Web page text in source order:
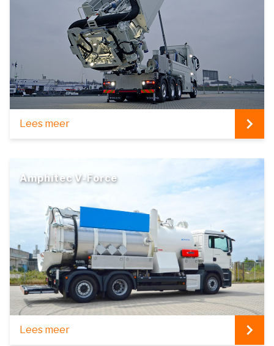
Lees meer
Amphitec V-Force
Lees meer